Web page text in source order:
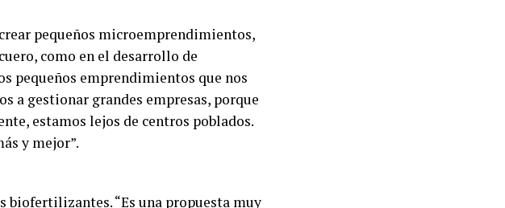
pequeños microemprendimientos,
como en el desarrollo de
pequeños emprendimientos que nos
a gestionar grandes empresas, porque
estamos lejos de centros poblados.
y mejor”.
biofertilizantes. “Es una propuesta muy